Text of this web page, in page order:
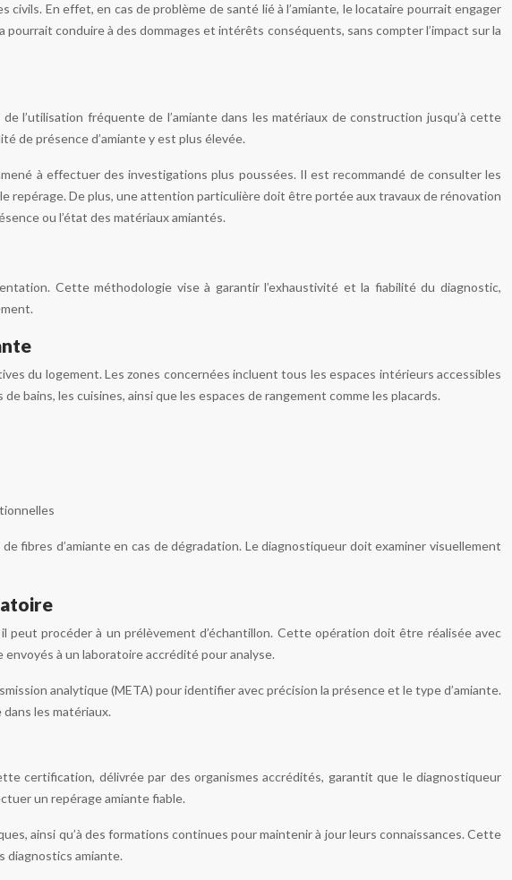
En effet, en cas de problème de santé lié à l’amiante, le locataire pourrait engager
conduire à des dommages et intérêts conséquents, sans compter l’impact sur la
l’utilisation fréquente de l’amiante dans les matériaux de construction jusqu’à cette
de présence d’amiante y est plus élevée.
à effectuer des investigations plus poussées. Il est recommandé de consulter les
De plus, une attention particulière doit être portée aux travaux de rénovation
ou l’état des matériaux amiantés.
Cette méthodologie vise à garantir l’exhaustivité et la fiabilité du diagnostic,
du logement. Les zones concernées incluent tous les espaces intérieurs accessibles
bains, les cuisines, ainsi que les espaces de rangement comme les placards.
fibres d’amiante en cas de dégradation. Le diagnostiqueur doit examiner visuellement
peut procéder à un prélèvement d’échantillon. Cette opération doit être réalisée avec
à un laboratoire accrédité pour analyse.
analytique (META) pour identifier avec précision la présence et le type d’amiante.
les matériaux.
certification, délivrée par des organismes accrédités, garantit que le diagnostiqueur
un repérage amiante fiable.
ainsi qu’à des formations continues pour maintenir à jour leurs connaissances. Cette
diagnostics amiante.